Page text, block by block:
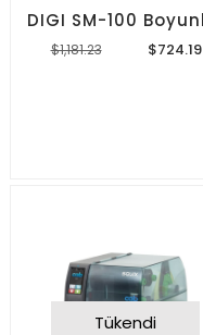
$724.19
$1,181.23
Tükendi